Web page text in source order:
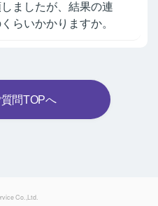
ましたが、結果の連
らいかかりますか。
問TOPへ
Co.,Ltd.
Powered by